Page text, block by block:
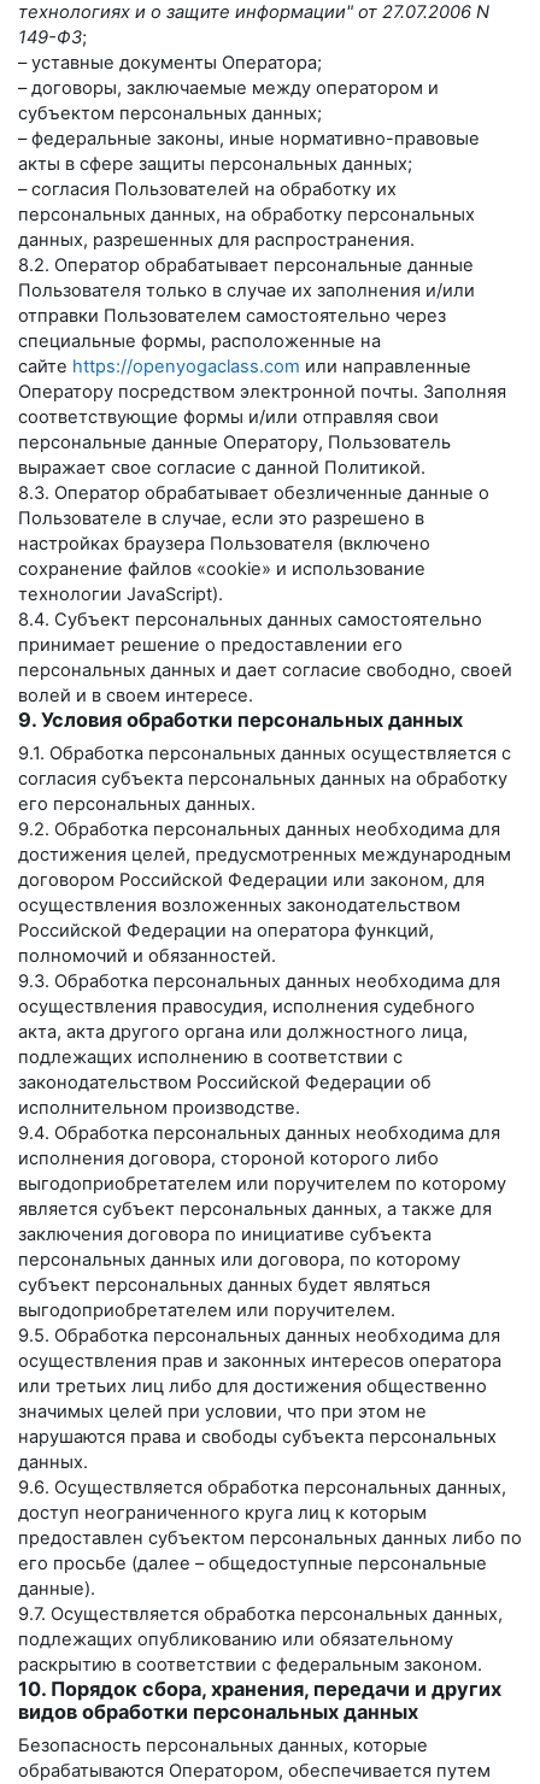
технологиях и о защите информации" от 27.07.2006 N
149-ФЗ;
– уставные документы Оператора;
– договоры, заключаемые между оператором и
субъектом персональных данных;
– федеральные законы, иные нормативно-правовые
акты в сфере защиты персональных данных;
– согласия Пользователей на обработку их
персональных данных, на обработку персональных
данных, разрешенных для распространения.
8.2. Оператор обрабатывает персональные данные
Пользователя только в случае их заполнения и/или
отправки Пользователем самостоятельно через
специальные формы, расположенные на
сайте https://openyogaclass.com или направленные
Оператору посредством электронной почты. Заполняя
соответствующие формы и/или отправляя свои
персональные данные Оператору, Пользователь
выражает свое согласие с данной Политикой.
8.3. Оператор обрабатывает обезличенные данные о
Пользователе в случае, если это разрешено в
настройках браузера Пользователя (включено
сохранение файлов «cookie» и использование
технологии JavaScript).
8.4. Субъект персональных данных самостоятельно
принимает решение о предоставлении его
персональных данных и дает согласие свободно, своей
волей и в своем интересе.
9. Условия обработки персональных данных
9.1. Обработка персональных данных осуществляется с
согласия субъекта персональных данных на обработку
его персональных данных.
9.2. Обработка персональных данных необходима для
достижения целей, предусмотренных международным
договором Российской Федерации или законом, для
осуществления возложенных законодательством
Российской Федерации на оператора функций,
полномочий и обязанностей.
9.3. Обработка персональных данных необходима для
осуществления правосудия, исполнения судебного
акта, акта другого органа или должностного лица,
подлежащих исполнению в соответствии с
законодательством Российской Федерации об
исполнительном производстве.
9.4. Обработка персональных данных необходима для
исполнения договора, стороной которого либо
выгодоприобретателем или поручителем по которому
является субъект персональных данных, а также для
заключения договора по инициативе субъекта
персональных данных или договора, по которому
субъект персональных данных будет являться
выгодоприобретателем или поручителем.
9.5. Обработка персональных данных необходима для
осуществления прав и законных интересов оператора
или третьих лиц либо для достижения общественно
значимых целей при условии, что при этом не
нарушаются права и свободы субъекта персональных
данных.
9.6. Осуществляется обработка персональных данных,
доступ неограниченного круга лиц к которым
предоставлен субъектом персональных данных либо по
его просьбе (далее – общедоступные персональные
данные).
9.7. Осуществляется обработка персональных данных,
подлежащих опубликованию или обязательному
раскрытию в соответствии с федеральным законом.
10. Порядок сбора, хранения, передачи и других
видов обработки персональных данных
Безопасность персональных данных, которые
обрабатываются Оператором, обеспечивается путем